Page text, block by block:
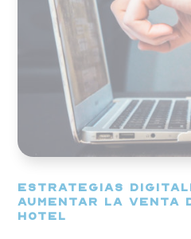
ESTRATEGIAS
AUMENTAR LA VENTA
HOTEL